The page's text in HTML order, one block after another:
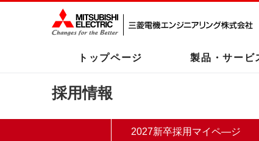
トップページ 製品・サービ
採用情報
2027新卒採用マイペ―ジ